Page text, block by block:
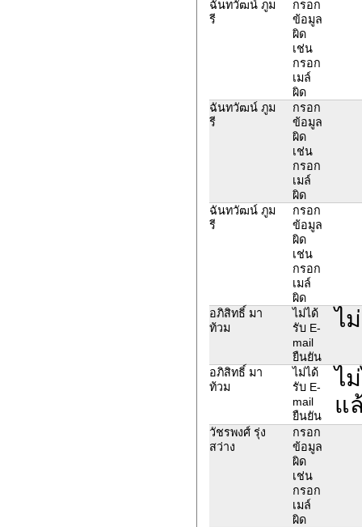
ฉันทวัฒน์ ภูม
รี
กรอก
ข้อมูล
ผิด
เช่น
กรอก
เมล์
ผิด
ฉันทวัฒน์ ภูม
รี
กรอก
ข้อมูล
ผิด
เช่น
กรอก
เมล์
ผิด
ฉันทวัฒน์ ภูม
รี
กรอก
ข้อมูล
ผิด
เช่น
กรอก
เมล์
ผิด
อภิสิทธิ์ มา
ท้วม
ไม่ได้
รับ E-
mail
ยืนยัน
ไ
อภิสิทธิ์ มา
ท้วม
ไม่ได้
รับ E-
mail
ยืนยัน
ไ
แ
วัชรพงศ์ รุ่ง
สว่าง
กรอก
ข้อมูล
ผิด
เช่น
กรอก
เมล์
ผิด